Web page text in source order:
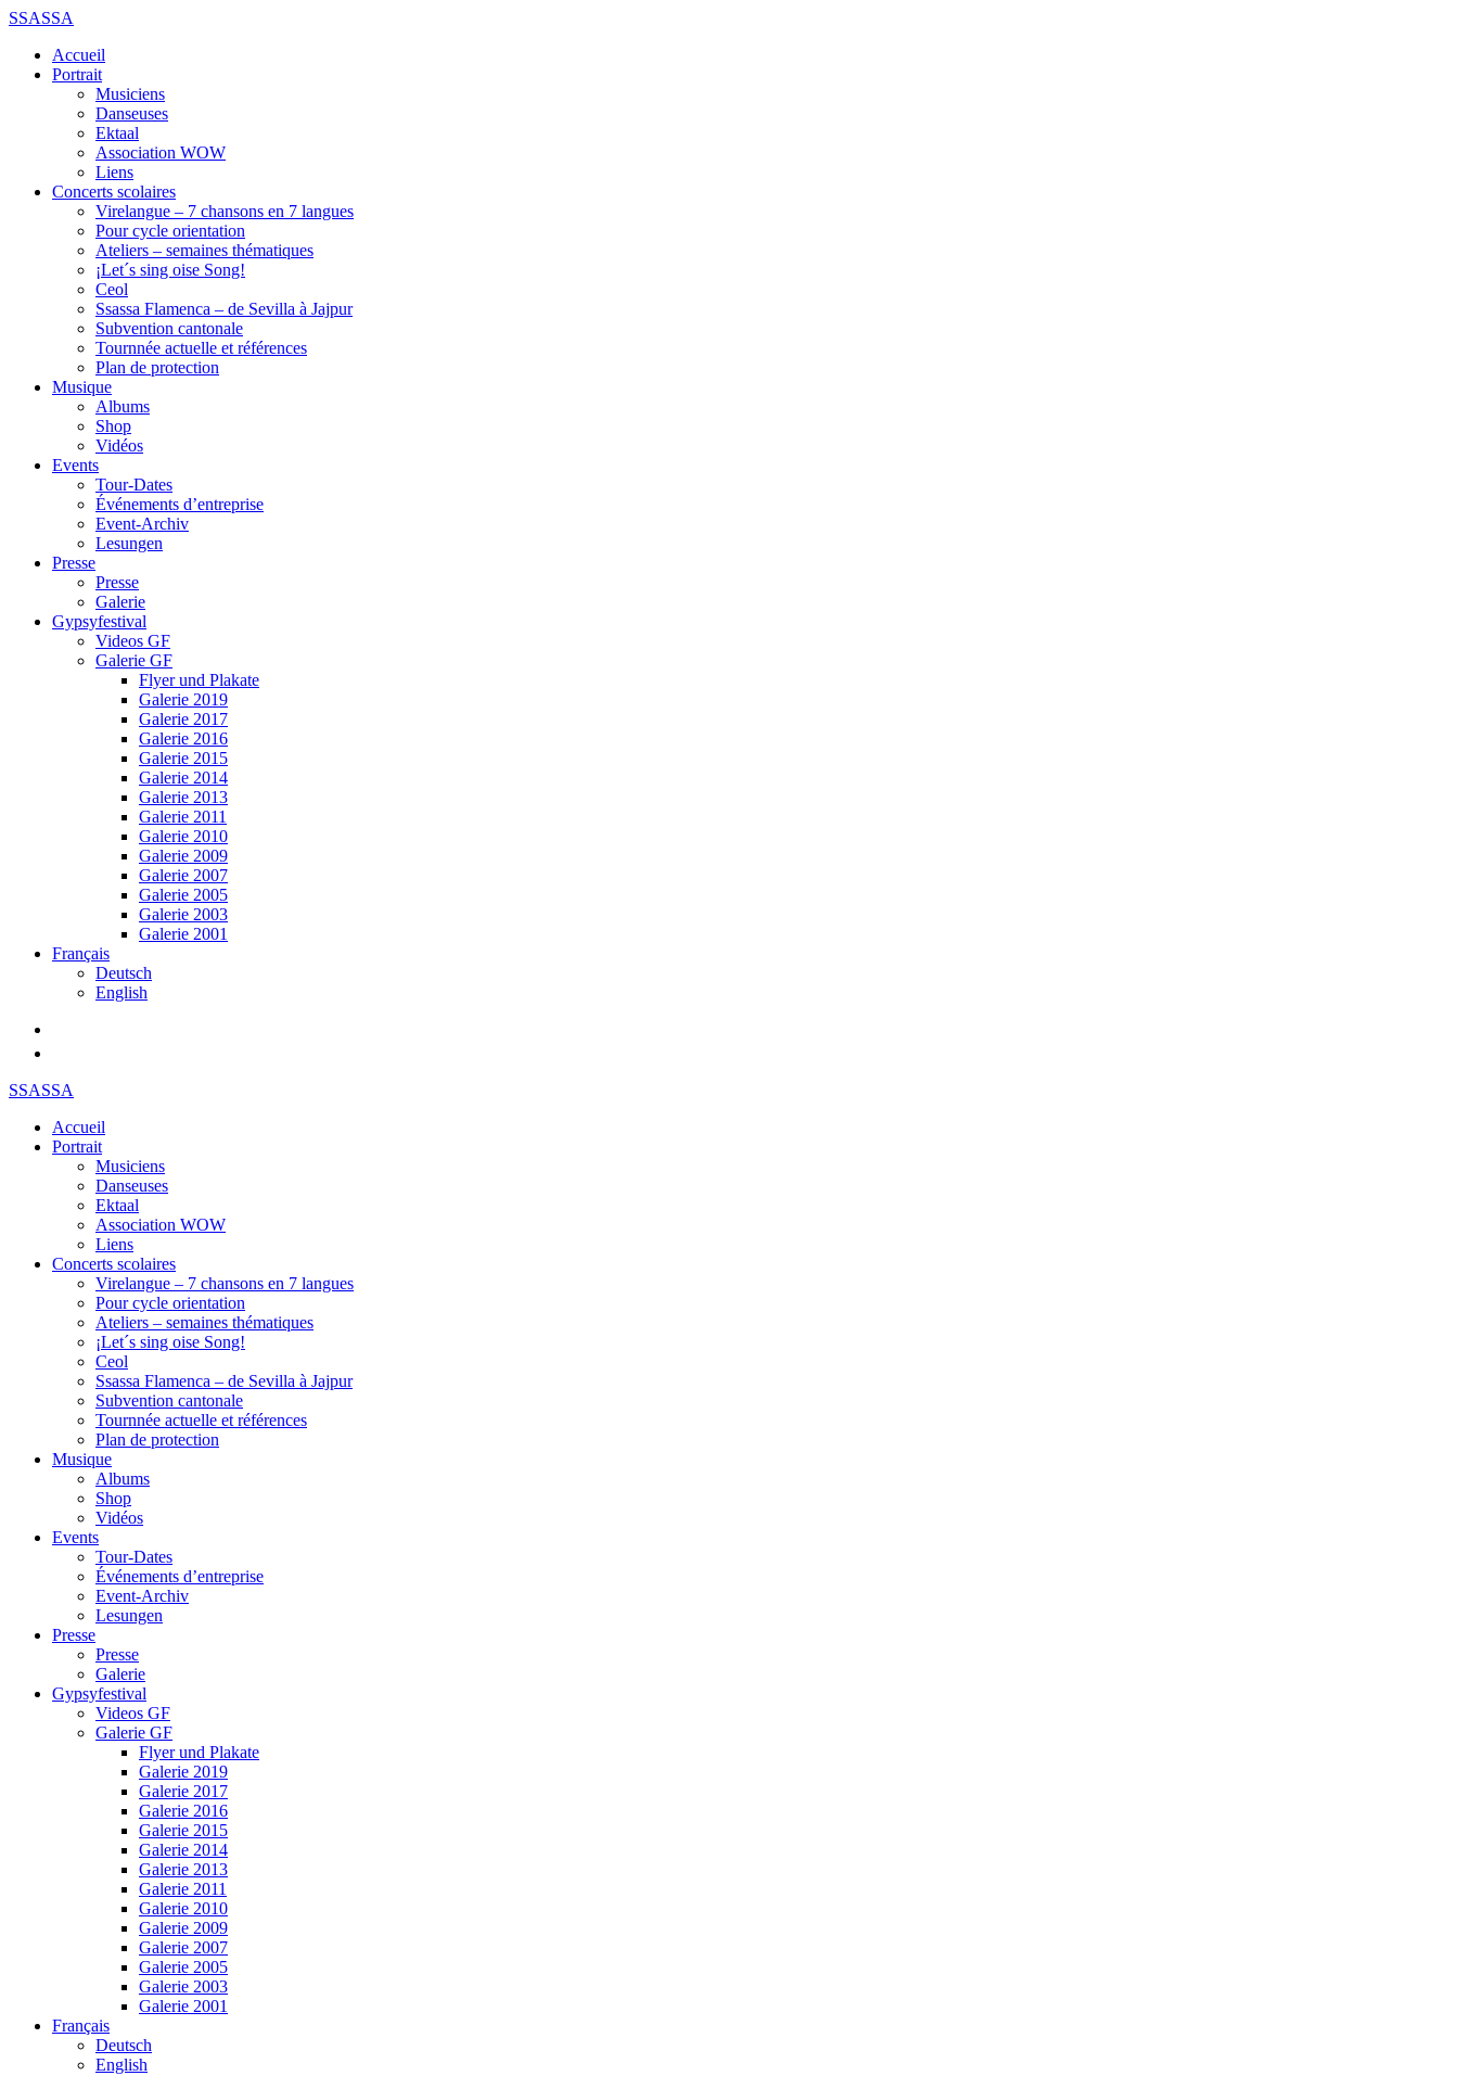
SSASSA
Accueil
Portrait
Musiciens
Danseuses
Ektaal
Association WOW
Liens
Concerts scolaires
Virelangue – 7 chansons en 7 langues
Pour cycle orientation
Ateliers – semaines thématiques
¡Let´s sing oise Song!
Ceol
Ssassa Flamenca – de Sevilla à Jajpur
Subvention cantonale
Tournnée actuelle et références
Plan de protection
Musique
Albums
Shop
Vidéos
Events
Tour-Dates
Événements d’entreprise
Event-Archiv
Lesungen
Presse
Presse
Galerie
Gypsyfestival
Videos GF
Galerie GF
Flyer und Plakate
Galerie 2019
Galerie 2017
Galerie 2016
Galerie 2015
Galerie 2014
Galerie 2013
Galerie 2011
Galerie 2010
Galerie 2009
Galerie 2007
Galerie 2005
Galerie 2003
Galerie 2001
Français
Deutsch
English
SSASSA
Accueil
Portrait
Musiciens
Danseuses
Ektaal
Association WOW
Liens
Concerts scolaires
Virelangue – 7 chansons en 7 langues
Pour cycle orientation
Ateliers – semaines thématiques
¡Let´s sing oise Song!
Ceol
Ssassa Flamenca – de Sevilla à Jajpur
Subvention cantonale
Tournnée actuelle et références
Plan de protection
Musique
Albums
Shop
Vidéos
Events
Tour-Dates
Événements d’entreprise
Event-Archiv
Lesungen
Presse
Presse
Galerie
Gypsyfestival
Videos GF
Galerie GF
Flyer und Plakate
Galerie 2019
Galerie 2017
Galerie 2016
Galerie 2015
Galerie 2014
Galerie 2013
Galerie 2011
Galerie 2010
Galerie 2009
Galerie 2007
Galerie 2005
Galerie 2003
Galerie 2001
Français
Deutsch
English